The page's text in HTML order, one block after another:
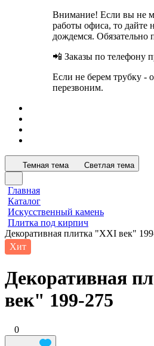
Внимание! Если вы не
работы офиса, то дайте
дождемся. Обязательно
📲 Заказы по телефону
Если не берем трубку -
перезвоним.
Темная тема Светлая тема
Главная
Каталог
Искусственный камень
Плитка под кирпич
Декоративная плитка "XXI век"
Хит
Декоративная
век" 199-275
0